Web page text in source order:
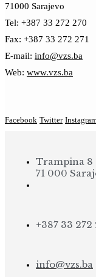
71000 Sarajevo
Tel: +387 33 272 270
Fax: +387 33 272 271
E-mail: info@vzs.ba
Web: www.vzs.ba
Facebook Twitter
Trampina 8
71 000
+387 33 272
info@vzs.ba